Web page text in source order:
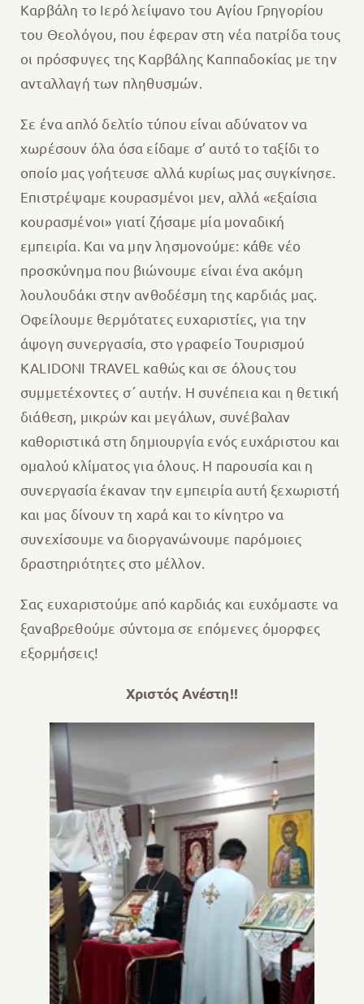
Καρβάλη το Ιερό λείψανο του Αγίου Γρηγορίου
του Θεολόγου, που έφεραν στη νέα πατρίδα τους
οι πρόσφυγες της Καρβάλης Καππαδοκίας με την
ανταλλαγή των πληθυσμών.
Σε ένα απλό δελτίο τύπου είναι αδύνατον να
χωρέσουν όλα όσα είδαμε σ’ αυτό το ταξίδι το
οποίο μας γοήτευσε αλλά κυρίως μας συγκίνησε.
Επιστρέψαμε κουρασμένοι μεν, αλλά «εξαίσια
κουρασμένοι» γιατί ζήσαμε μία μοναδική
εμπειρία. Και να μην λησμονούμε: κάθε νέο
προσκύνημα που βιώνουμε είναι ένα ακόμη
λουλουδάκι στην ανθοδέσμη της καρδιάς μας.
Οφείλουμε θερμότατες ευχαριστίες, για την
άψογη συνεργασία, στο γραφείο Τουρισμού
KALIDONI TRAVEL καθώς και σε όλους του
συμμετέχοντες σ΄ αυτήν. Η συνέπεια και η θετική
διάθεση, μικρών και μεγάλων, συνέβαλαν
καθοριστικά στη δημιουργία ενός ευχάριστου και
ομαλού κλίματος για όλους. Η παρουσία και η
συνεργασία έκαναν την εμπειρία αυτή ξεχωριστή
και μας δίνουν τη χαρά και το κίνητρο να
συνεχίσουμε να διοργανώνουμε παρόμοιες
δραστηριότητες στο μέλλον.
Σας ευχαριστούμε από καρδιάς και ευχόμαστε να
ξαναβρεθούμε σύντομα σε επόμενες όμορφες
εξορμήσεις!
Χριστός Ανέστη!!